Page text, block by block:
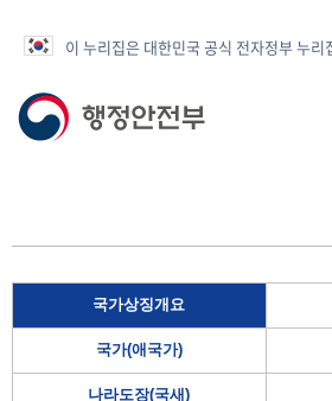
이 누리집은 대한민국 공식 전자정부 누리
국가상징개요
국가(애국가)
나라도장(국새)